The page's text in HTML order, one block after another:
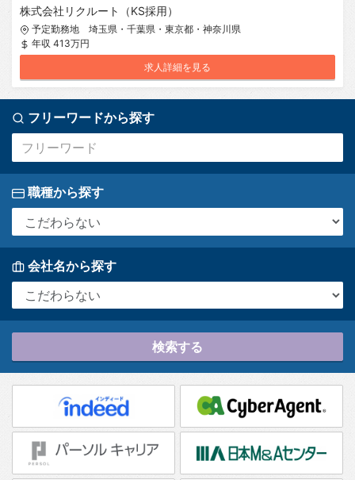
株式会社リクルート（KS採用）
予定勤務地 埼玉県・千葉県・東京都・神奈川県
年収 413万円
求人詳細を見る
フリーワードから探す
職種から探す
会社名から探す
検索する